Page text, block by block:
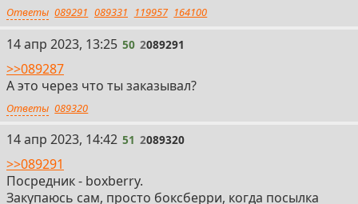
Ответы 089291 089331 119957 164100
50
14 апр 2023, 13:25 50 2089291
>>089287
А это через что ты заказывал?
Ответы 089320
51
14 апр 2023, 14:42 51 2089320
>>089291
Посредник - boxberry.
Закупаюсь сам, просто боксберри, когда посылка